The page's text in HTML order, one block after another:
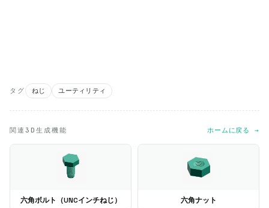
タグ ねじ ユーティリティ
関連3D生成機能 ホームに戻る →
六角ボルト（UNCインチねじ） 六角ナット